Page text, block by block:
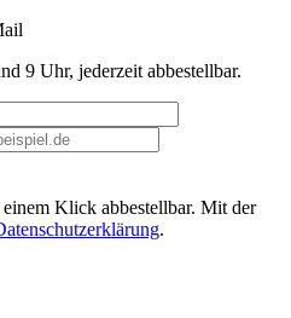
9 Uhr, jederzeit abbestellbar.
Klick abbestellbar. Mit der
.